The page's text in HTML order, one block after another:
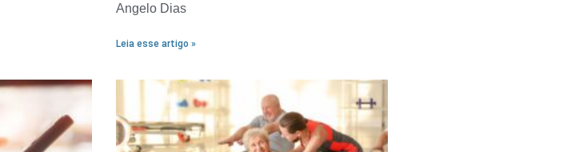
Angelo Dias
Leia esse artigo »